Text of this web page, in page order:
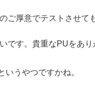
ご厚意でテストさせて
です。貴重なPUをあり
いうやつですかね。